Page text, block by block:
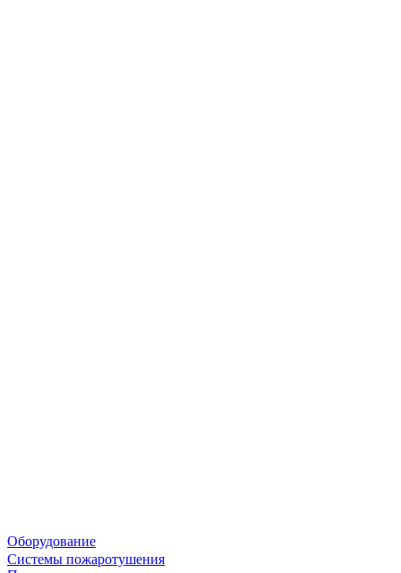
Оборудование
Системы пожаротушения